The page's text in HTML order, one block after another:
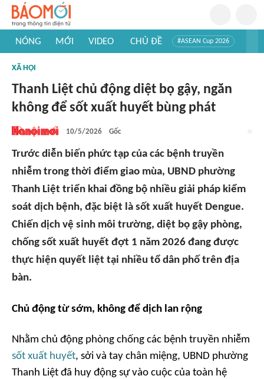
NÓNG MỚI VIDEO CHỦ ĐỀ #ASEAN Cup 2026
#Khám phá thế giới
XÃ HỘI
Thanh Liệt chủ động diệt bọ gậy, ngăn
không để sốt xuất huyết bùng phát
10/5/2026 Gốc
Trước diễn biến phức tạp của các bệnh truyền
nhiễm trong thời điểm giao mùa, UBND phường
Thanh Liệt triển khai đồng bộ nhiều giải pháp kiểm
soát dịch bệnh, đặc biệt là sốt xuất huyết Dengue.
Chiến dịch vệ sinh môi trường, diệt bọ gậy phòng,
chống sốt xuất huyết đợt 1 năm 2026 đang được
thực hiện quyết liệt tại nhiều tổ dân phố trên địa
bàn.
Chủ động từ sớm, không để dịch lan rộng
Nhằm chủ động phòng chống các bệnh truyền nhiễm
sốt xuất huyết, sởi và tay chân miệng, UBND phường
Thanh Liệt đã huy động sự vào cuộc của toàn hệ